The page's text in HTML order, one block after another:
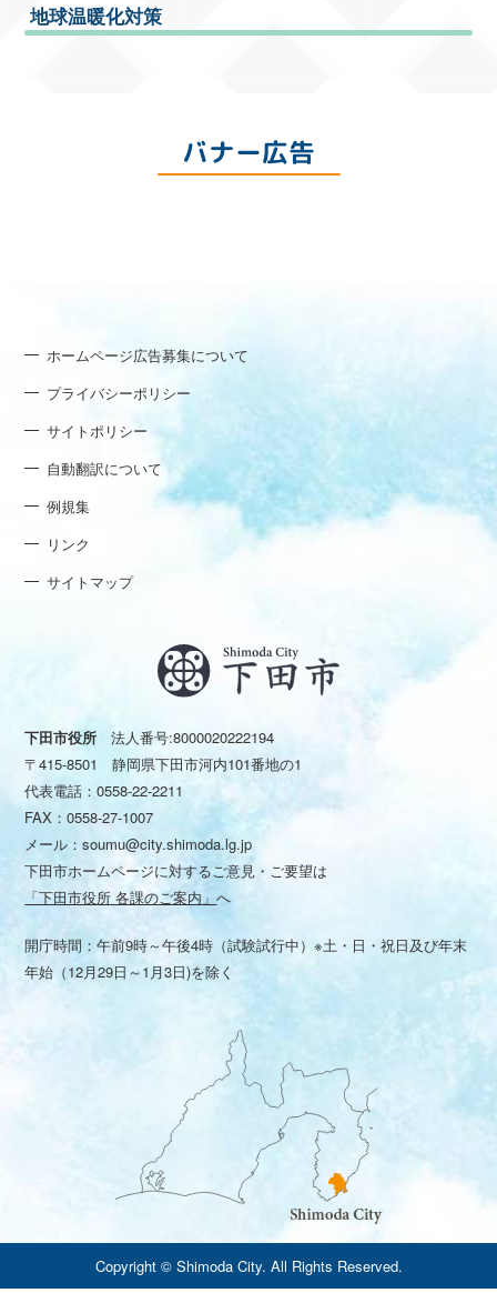
地球温暖化対策
バナー広告
ホームページ広告募集について
プライバシーポリシー
サイトポリシー
自動翻訳について
例規集
リンク
サイトマップ
下田市役所 法人番号:8000020222194
〒415-8501 静岡県下田市河内101番地の1
代表電話：0558-22-2211
FAX：0558-27-1007
メール：soumu@city.shimoda.lg.jp
下田市ホームページに対するご意見・ご要望は
「下田市役所 各課のご案内」へ
開庁時間：午前9時～午後4時（試験試行中）※土・日・祝日及び年末
年始（12月29日～1月3日)を除く
Copyright © Shimoda City. All Rights Reserved.